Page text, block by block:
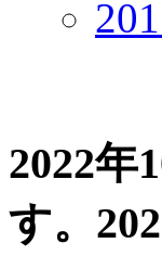
2022年
す。